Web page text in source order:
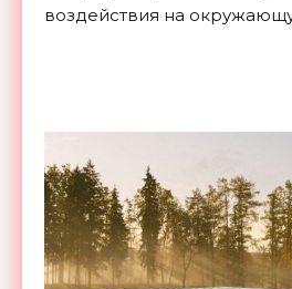
воздействия на